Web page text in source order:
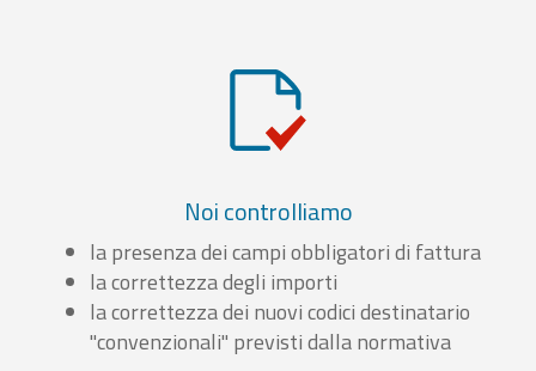
Noi controlliamo
la presenza dei campi obbligatori di fattura
la correttezza degli importi
la correttezza dei nuovi codici destinatario
"convenzionali" previsti dalla normativa